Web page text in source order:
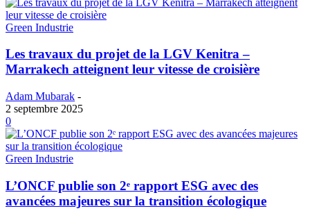
Green Industrie
Les travaux du projet de la LGV Kenitra –
Marrakech atteignent leur vitesse de croisière
Adam Mubarak -
2 septembre 2025
0
Green Industrie
L’ONCF publie son 2ᵉ rapport ESG avec des
avancées majeures sur la transition écologique